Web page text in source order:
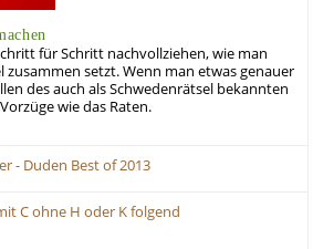
für Schritt nachvollziehen, wie man
zusammen setzt. Wenn man etwas genauer
des auch als Schwedenrätsel bekannten
wie das Raten.
- Duden Best of 2013
C ohne H oder K folgend